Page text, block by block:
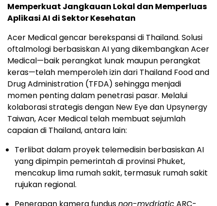
Memperkuat Jangkauan Lokal dan Memperluas
Aplikasi AI di Sektor Kesehatan
Acer Medical gencar berekspansi di Thailand. Solusi
oftalmologi berbasiskan AI yang dikembangkan Acer
Medical—baik perangkat lunak maupun perangkat
keras—telah memperoleh izin dari Thailand Food and
Drug Administration (TFDA) sehingga menjadi
momen penting dalam penetrasi pasar. Melalui
kolaborasi strategis dengan New Eye dan Upsynergy
Taiwan, Acer Medical telah membuat sejumlah
capaian di Thailand, antara lain:
Terlibat dalam proyek telemedisin berbasiskan AI
yang dipimpin pemerintah di provinsi Phuket,
mencakup lima rumah sakit, termasuk rumah sakit
rujukan regional.
Penerapan kamera fundusnon-mydriatic ARC-